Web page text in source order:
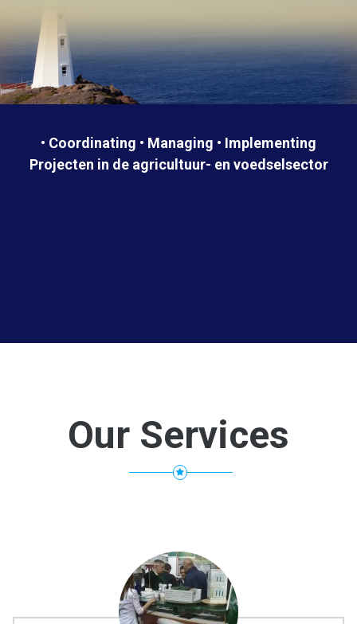
• Coordinating • Managing • Implementing
Projecten in de agricultuur- en voedselsector
Our Services